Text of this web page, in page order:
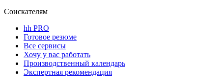
Соискателям
hh PRO
Готовое резюме
Все сервисы
Хочу у вас работать
Производственный календарь
Экспертная рекомендация